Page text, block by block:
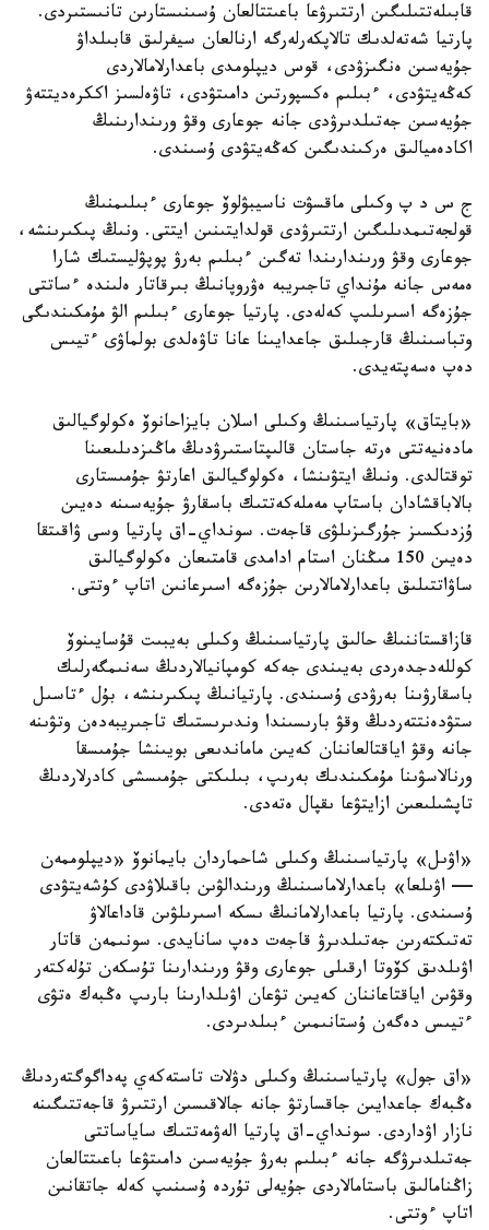
قابىلەتتىلىگىن ارتتىرۋعا باعىتتالعان ۇسىنىستارىن تانىستىردى.
پارتيا شەتەلدىك تالاپكەرلەرگە ارنالعان سيفرلىق قابىلداۋ
جۇيەسىن ەنگىزۋدى، قوس ديپلومدى باعدارلامالاردى
كەڭەيتۋدى، ءبىلىم ەكسپورتىن دامىتۋدى، تاۋەلسىز اككرەديتتەۋ
جۇيەسىن جەتىلدىرۋدى جانە جوعارى وقۋ ورىندارىنىڭ
اكادەميالىق ەركىندىگىن كەڭەيتۋدى ۇسىندى.
ج س د پ وكىلى ماقسۋت ناسيبۋلوۆ جوعارى ءبىلىمنىڭ
قولجەتىمدىلىگىن ارتتىرۋدى قولدايتىنىن ايتتى. ونىڭ پىكىرىنشە،
جوعارى وقۋ ورىندارىندا تەگىن ءبىلىم بەرۋ پوپۋليستىك شارا
ەمەس جانە مۇنداي تاجىريبە ەۋروپانىڭ بىرقاتار ەلىندە ءساتتى
جۇزەگە اسىرىلىپ كەلەدى. پارتيا جوعارى ءبىلىم الۋ مۇمكىندىگى
وتباسىنىڭ قارجىلىق جاعدايىنا عانا تاۋەلدى بولماۋى ءتيىس
دەپ ەسەپتەيدى.
«بايتاق» پارتياسىنىڭ وكىلى اسلان بايزاحانوۆ ەكولوگيالىق
مادەنيەتتى ەرتە جاستان قالىپتاستىرۋدىڭ ماڭىزدىلىعىنا
توقتالدى. ونىڭ ايتۋىنشا، ەكولوگيالىق اعارتۋ جۇمىستارى
بالاباقشادان باستاپ مەملەكەتتىك باسقارۋ جۇيەسىنە دەيىن
ۇزدىكسىز جۇرگىزىلۋى قاجەت. سونداي-اق پارتيا وسى ۋاقىتقا
دەيىن 150 مىڭنان استام ادامدى قامتىعان ەكولوگيالىق
ساۋاتتىلىق باعدارلامالارىن جۇزەگە اسىرعانىن اتاپ ءوتتى.
قازاقستاننىڭ حالىق پارتياسىنىڭ وكىلى بەيبىت قۇسايىنوۆ
كوللەدجدەردى بەيىندى جەكە كومپانيالاردىڭ سەنىمگەرلىك
باسقارۋىنا بەرۋدى ۇسىندى. پارتيانىڭ پىكىرىنشە، بۇل ءتاسىل
ستۋدەنتتەردىڭ وقۋ بارىسىندا وندىرىستىك تاجىريبەدەن وتۋىنە
جانە وقۋ اياقتالعاننان كەيىن ماماندىعى بويىنشا جۇمىسقا
ورنالاسۋىنا مۇمكىندىك بەرىپ، بىلىكتى جۇمىسشى كادرلاردىڭ
تاپشىلىعىن ازايتۋعا ىقپال ەتەدى.
«اۋىل» پارتياسىنىڭ وكىلى شاحماردان بايمانوۆ «ديپلوممەن
— اۋىلعا» باعدارلاماسىنىڭ ورىندالۋىن باقىلاۋدى كۇشەيتۋدى
ۇسىندى. پارتيا باعدارلامانىڭ ىسكە اسىرىلۋىن قاداعالاۋ
تەتىكتەرىن جەتىلدىرۋ قاجەت دەپ سانايدى. سونىمەن قاتار
اۋىلدىق كۆوتا ارقىلى جوعارى وقۋ ورىندارىنا تۇسكەن تۇلەكتەر
وقۋىن اياقتاعاننان كەيىن تۋعان اۋىلدارىنا بارىپ ەڭبەك ەتۋى
ءتيىس دەگەن ۇستانىمىن ءبىلدىردى.
«اق جول» پارتياسىنىڭ وكىلى دۋلات تاستەكەي پەداگوگتەردىڭ
ەڭبەك جاعدايىن جاقسارتۋ جانە جالاقىسىن ارتتىرۋ قاجەتتىگىنە
نازار اۋداردى. سونداي-اق پارتيا الەۋمەتتىك ساياساتتى
جەتىلدىرۋگە جانە ءبىلىم بەرۋ جۇيەسىن دامىتۋعا باعىتتالعان
زاڭنامالىق باستامالاردى جۇيەلى تۇردە ۇسىنىپ كەلە جاتقانىن
اتاپ ءوتتى.